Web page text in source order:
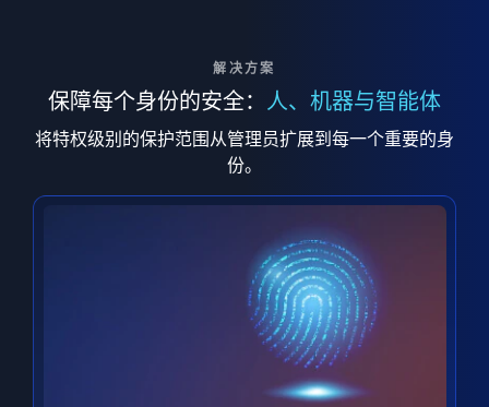
解决方案
保障每个身份的安全： 人、机器与智能体
将特权级别的保护范围从管理员扩展到每一个重要的身
份。